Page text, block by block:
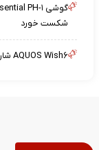
شکست خورد
AQUOS Wish۶ شارپ با محافظت در برابر کلاهبرداری معرفی شد